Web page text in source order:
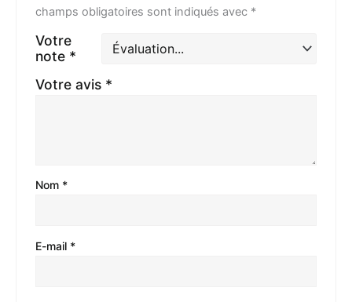
champs obligatoires sont indiqués avec *
Votre
note *
Votre avis *
Nom *
E-mail *